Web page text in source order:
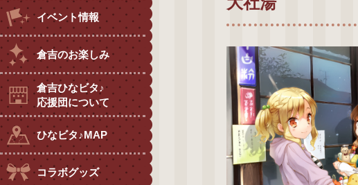
イベント情報
倉吉のお楽しみ
倉吉ひなビタ♪
応援団について
ひなビタ♪MAP
コラボグッズ